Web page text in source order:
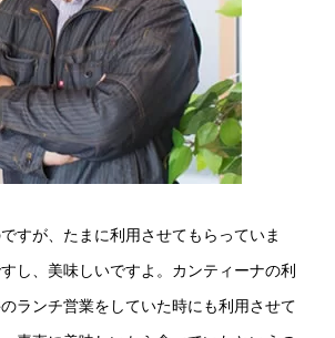
すが、たまに利用させてもらっていま
し、美味しいですよ。カンティーナの利
ランチ営業をしていた時にも利用させて